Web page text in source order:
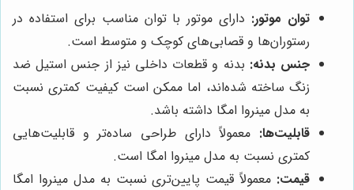
توان موتور: دارای موتور با توان مناسب برای استفاده در
رستوران‌ها و قصابی‌های کوچک و متوسط است.
جنس بدنه: بدنه و قطعات داخلی نیز از جنس استیل ضد
زنگ ساخته شده‌اند، اما ممکن است کیفیت کمتری نسبت
به مدل مینروا امگا داشته باشد.
قابلیت‌ها: معمولاً دارای طراحی ساده‌تر و قابلیت‌هایی
کمتری نسبت به مدل مینروا امگا است.
قیمت: معمولاً قیمت پایین‌تری نسبت به مدل مینروا امگا